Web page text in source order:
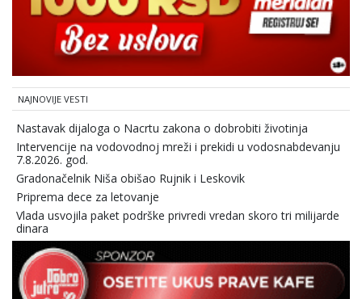
NAJNOVIJE VESTI
Nastavak dijaloga o Nacrtu zakona o dobrobiti životinja
Intervencije na vodovodnoj mreži i prekidi u vodosnabdevanju
7.8.2026. god.
Gradonačelnik Niša obišao Rujnik i Leskovik
Priprema dece za letovanje
Vlada usvojila paket podrške privredi vredan skoro tri milijarde
dinara